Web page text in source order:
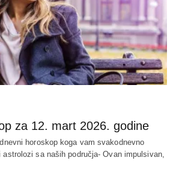
za 12. mart 2026. godine
horoskop koga vam svakodnevno
astrolozi sa naših područja- Ovan impulsivan,